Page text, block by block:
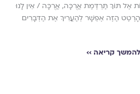
אֶל תּוֹךְ תַּרְדֶּמֶת אֲרֻכָּה, אֲרֻכָּה / אֵין לָנוּ
הָרֶטֶט הַזֶּה אֶפְשָׁר לְהַעֲרִיךְ אֶת הַדְּבָרִים
להמשך קריאה ››